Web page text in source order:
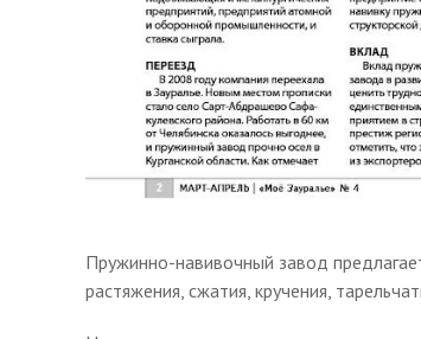
Пружинно-навивочный завод
растяжения, сжатия, кручения,